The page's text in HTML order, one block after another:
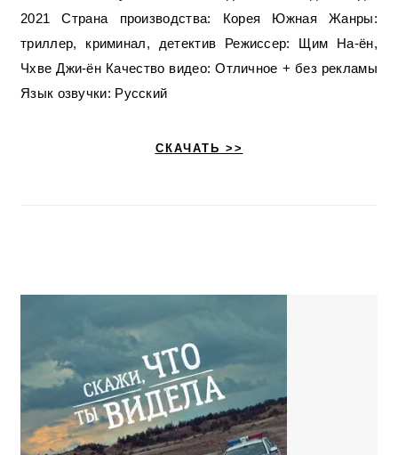
2021 Страна производства: Корея Южная Жанры:
триллер, криминал, детектив Режиссер: Щим На-ён,
Чхве Джи-ён Качество видео: Отличное + без рекламы
Язык озвучки: Русский
СКАЧАТЬ >>